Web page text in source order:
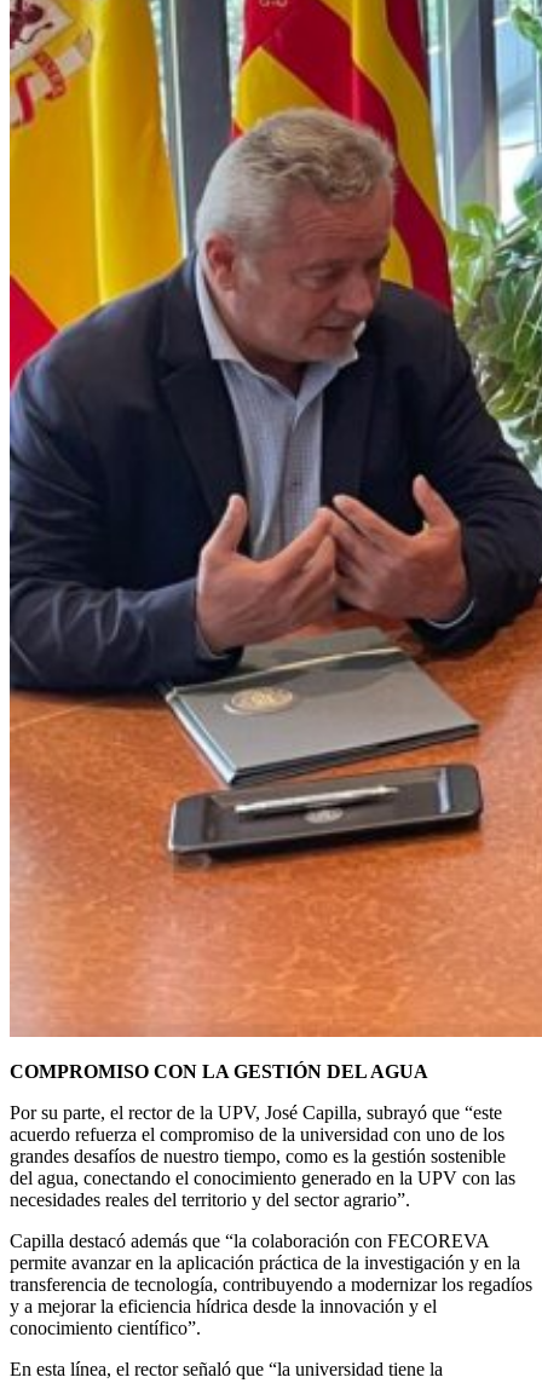
COMPROMISO CON LA GESTIÓN DEL AGUA
Por su parte, el rector de la UPV, José Capilla, subrayó que “este
acuerdo refuerza el compromiso de la universidad con uno de los
grandes desafíos de nuestro tiempo, como es la gestión sostenible
del agua, conectando el conocimiento generado en la UPV con las
necesidades reales del territorio y del sector agrario”.
Capilla destacó además que “la colaboración con FECOREVA
permite avanzar en la aplicación práctica de la investigación y en la
transferencia de tecnología, contribuyendo a modernizar los regadíos
y a mejorar la eficiencia hídrica desde la innovación y el
conocimiento científico”.
En esta línea, el rector señaló que “la universidad tiene la